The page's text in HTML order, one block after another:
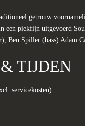
getrouw
een piekfijn uitgevoerd
Ben Spiller (bass) Adam
TIJDEN
servicekosten)